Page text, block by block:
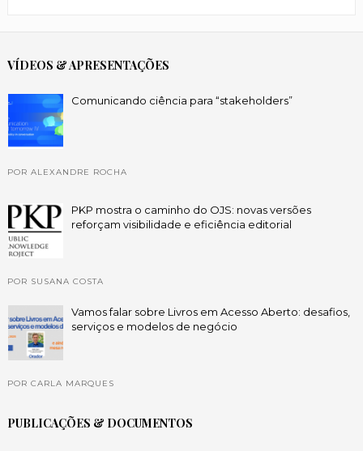
VÍDEOS & APRESENTAÇÕES
Comunicando ciência para “stakeholders”
POR ALEXANDRE ROCHA
PKP mostra o caminho do OJS: novas versões
reforçam visibilidade e eficiência editorial
POR SUSANA COSTA
Vamos falar sobre Livros em Acesso Aberto: desafios,
serviços e modelos de negócio
POR CARLA MARQUES
PUBLICAÇÕES & DOCUMENTOS